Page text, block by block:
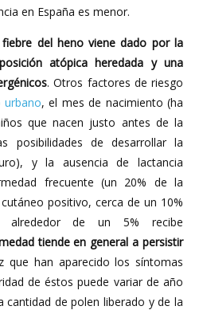
en España es menor.
del heno viene dado por la
atópica heredada y una
. Otros factores de riesgo
urbano, el mes de nacimiento (ha
que nacen justo antes de la
posibilidades de desarrollar la
y la ausencia de lactancia
frecuente (un 20% de la
positivo, cerca de un 10%
alrededor de un 5% recibe
tiende en general a persistir
que han aparecido los síntomas
de éstos puede variar de año
cantidad de polen liberado y de la